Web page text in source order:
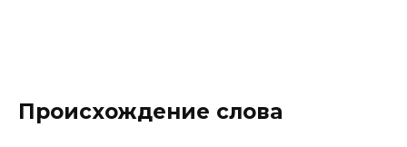
Происхождение слова